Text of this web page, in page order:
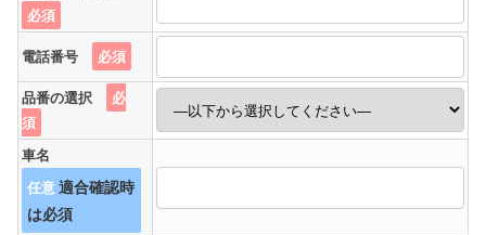
必須
電話番号 必須
品番の選択
必
須
車名
任意